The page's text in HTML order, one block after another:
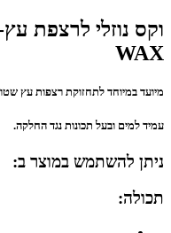
WAX
מיועד במיוחד לתחזוקת רצפות עץ
עמיד למים ובעל תכונות נגד החלקה.
ניתן להשתמש במוצר ב:
תכולה: